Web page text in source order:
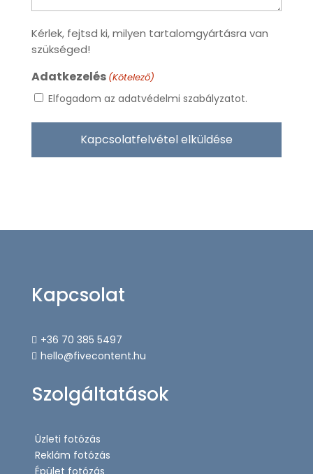
Kérlek, fejtsd ki, milyen tartalomgyártásra van
szükséged!
Adatkezelés (Kötelező)
Elfogadom az adatvédelmi szabályzatot.
Kapcsolat
 +36 70 385 5497
 hello@fivecontent.hu
Szolgáltatások
Üzleti fotózás
Reklám fotózás
Épület fotózás